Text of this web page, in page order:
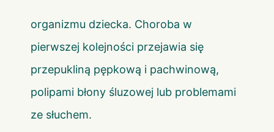
organizmu dziecka. Choroba w
pierwszej kolejności przejawia się
przepukliną pępkową i pachwinową,
polipami błony śluzowej lub problemami
ze słuchem.